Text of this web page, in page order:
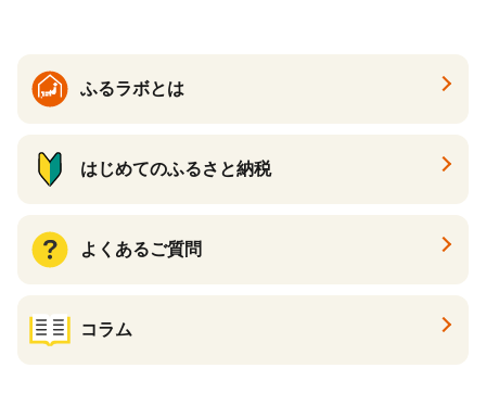
ふるラボとは
はじめてのふるさと納税
よくあるご質問
コラム